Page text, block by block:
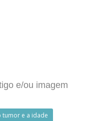
e/ou imagem
tumor e a idade